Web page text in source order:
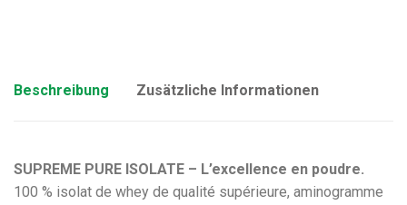
Beschreibung Zusätzliche Informationen
SUPREME PURE ISOLATE – L’excellence en poudre.
100 % isolat de whey de qualité supérieure, aminogramme